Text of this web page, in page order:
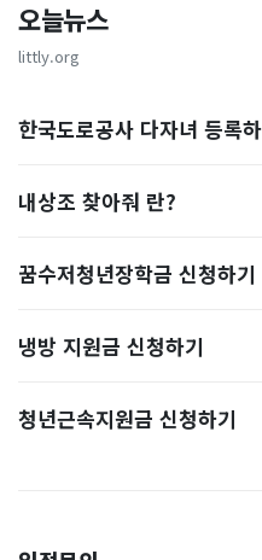
오늘뉴스
littly.org
한국도로공사 다자녀 등록
내상조 찾아줘 란?
꿈수저청년장학금 신청하기
냉방 지원금 신청하기
청년근속지원금 신청하기